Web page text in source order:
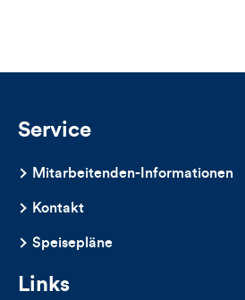
Kommentare
dieses
Artikels
Service
Mitarbeitenden-Informationen
Kontakt
Speisepläne
Links